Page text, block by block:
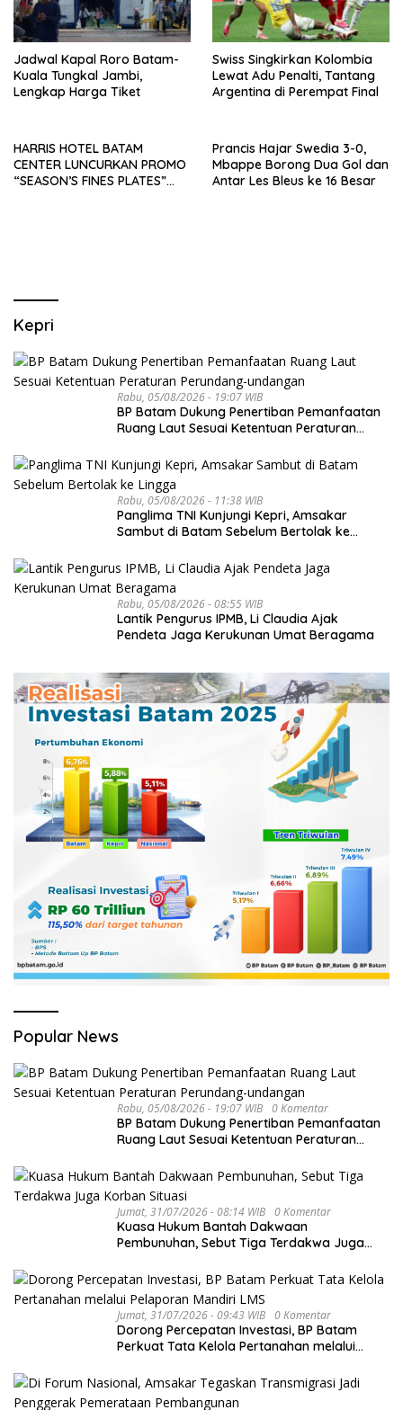
Jadwal Kapal Roro Batam-
Kuala Tungkal Jambi,
Lengkap Harga Tiket
Swiss Singkirkan Kolombia
Lewat Adu Penalti, Tantang
Argentina di Perempat Final
HARRIS HOTEL BATAM
CENTER LUNCURKAN PROMO
“SEASON’S FINES PLATES”
Prancis Hajar Swedia 3-0,
Mbappe Borong Dua Gol dan
Antar Les Bleus ke 16 Besar
Kepri
Rabu, 05/08/2026 - 19:07 WIB
BP Batam Dukung Penertiban Pemanfaatan
Ruang Laut Sesuai Ketentuan Peraturan
Rabu, 05/08/2026 - 11:38 WIB
Panglima TNI Kunjungi Kepri, Amsakar
Sambut di Batam Sebelum Bertolak ke
Rabu, 05/08/2026 - 08:55 WIB
Lantik Pengurus IPMB, Li Claudia Ajak
Pendeta Jaga Kerukunan Umat Beragama
Popular News
Rabu, 05/08/2026 - 19:07 WIB 0 Komentar
BP Batam Dukung Penertiban Pemanfaatan
Ruang Laut Sesuai Ketentuan Peraturan
Jumat, 31/07/2026 - 08:14 WIB 0 Komentar
Kuasa Hukum Bantah Dakwaan
Pembunuhan, Sebut Tiga Terdakwa Juga
Jumat, 31/07/2026 - 09:43 WIB 0 Komentar
Dorong Percepatan Investasi, BP Batam
Perkuat Tata Kelola Pertanahan melalui